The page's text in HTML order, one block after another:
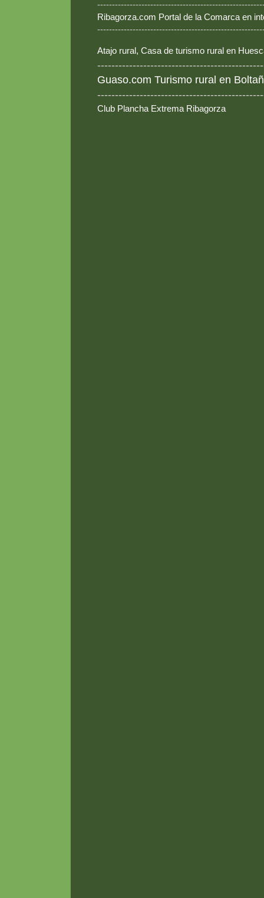
Ribagorza.com Portal de la Comarca en
Atajo rural, Casa de turismo rural en
Guaso.com Turismo rural en
Club Plancha Extrema Ribagorza